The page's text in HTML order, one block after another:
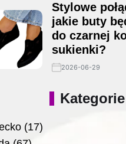
Stylowe
jakie buty
do czarnej
sukienki?
2026-06-29
Kategorie
(17)